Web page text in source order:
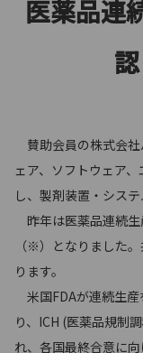
医薬品連
賛助会員の株式会社
ェア、ソフトウェア
し、製剤装置・シス
昨年は医薬品連続
（※）となりました
ります。
米国FDAが連続生産
り、ICH (医薬品規制
れ、各国最終合意に